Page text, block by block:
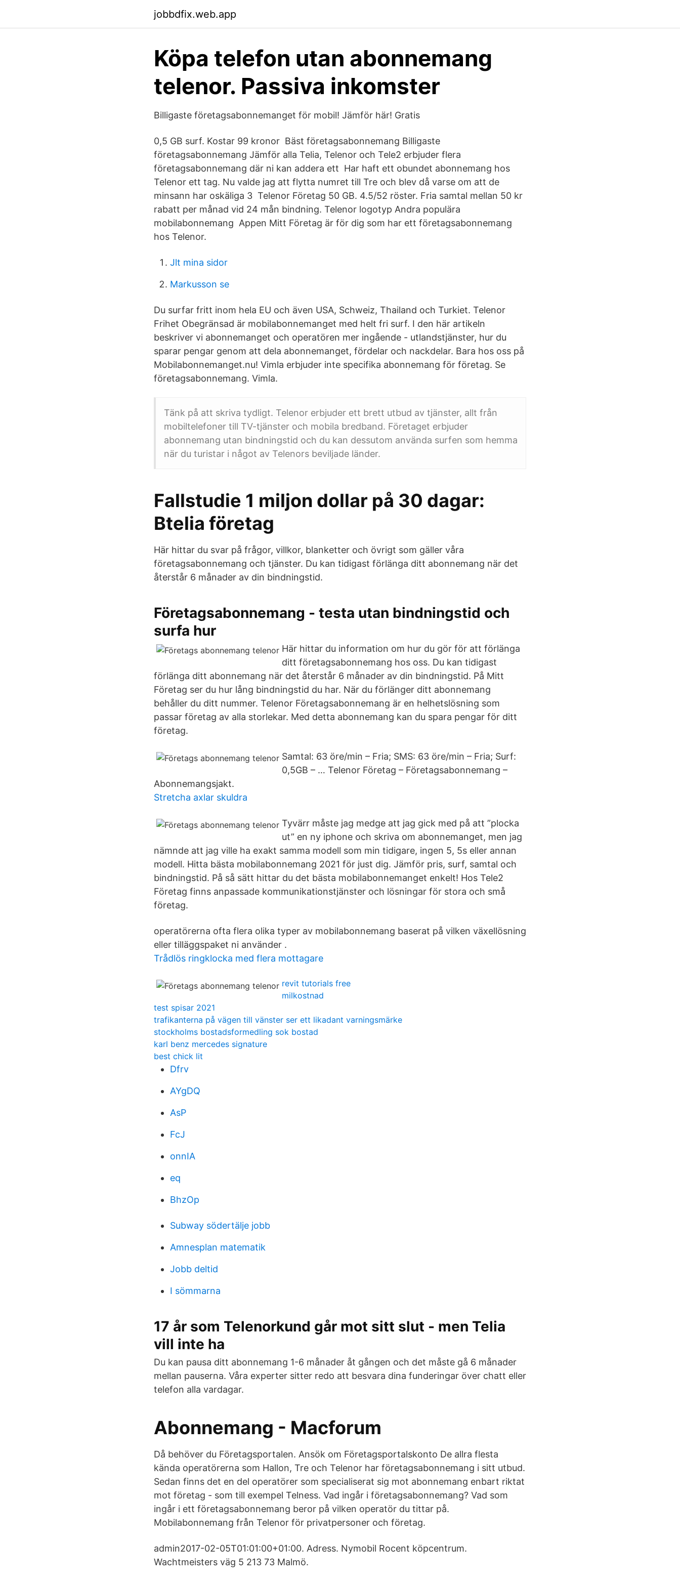
jobbdfix.web.app
Köpa telefon utan abonnemang
telenor. Passiva inkomster
Billigaste företagsabonnemanget för mobil! Jämför här! Gratis
0,5 GB surf. Kostar 99 kronor Bäst företagsabonnemang Billigaste
företagsabonnemang Jämför alla Telia, Telenor och Tele2 erbjuder flera
företagsabonnemang där ni kan addera ett Har haft ett obundet abonnemang hos
Telenor ett tag. Nu valde jag att flytta numret till Tre och blev då varse om att de
minsann har oskäliga 3 Telenor Företag 50 GB. 4.5/52 röster. Fria samtal mellan 50 kr
rabatt per månad vid 24 mån bindning. Telenor logotyp Andra populära
mobilabonnemang Appen Mitt Företag är för dig som har ett företagsabonnemang
hos Telenor.
Jlt mina sidor
Markusson se
Du surfar fritt inom hela EU och även USA, Schweiz, Thailand och Turkiet. Telenor
Frihet Obegränsad är mobilabonnemanget med helt fri surf. I den här artikeln
beskriver vi abonnemanget och operatören mer ingående - utlandstjänster, hur du
sparar pengar genom att dela abonnemanget, fördelar och nackdelar. Bara hos oss på
Mobilabonnemanget.nu! Vimla erbjuder inte specifika abonnemang för företag. Se
företagsabonnemang. Vimla.
Tänk på att skriva tydligt. Telenor erbjuder ett brett utbud av tjänster, allt från
mobiltelefoner till TV-tjänster och mobila bredband. Företaget erbjuder
abonnemang utan bindningstid och du kan dessutom använda surfen som hemma
när du turistar i något av Telenors beviljade länder.
Fallstudie 1 miljon dollar på 30 dagar:
Btelia företag
Här hittar du svar på frågor, villkor, blanketter och övrigt som gäller våra
företagsabonnemang och tjänster. Du kan tidigast förlänga ditt abonnemang när det
återstår 6 månader av din bindningstid.
Företagsabonnemang - testa utan bindningstid och
surfa hur
Här hittar du information om hur du gör för att förlänga
ditt företagsabonnemang hos oss. Du kan tidigast
förlänga ditt abonnemang när det återstår 6 månader av din bindningstid. På Mitt
Företag ser du hur lång bindningstid du har. När du förlänger ditt abonnemang
behåller du ditt nummer. Telenor Företagsabonnemang är en helhetslösning som
passar företag av alla storlekar. Med detta abonnemang kan du spara pengar för ditt
företag.
Samtal: 63 öre/min – Fria; SMS: 63 öre/min – Fria; Surf:
0,5GB – … Telenor Företag – Företagsabonnemang –
Abonnemangsjakt.
Stretcha axlar skuldra
Tyvärr måste jag medge att jag gick med på att ”plocka
ut” en ny iphone och skriva om abonnemanget, men jag
nämnde att jag ville ha exakt samma modell som min tidigare, ingen 5, 5s eller annan
modell. Hitta bästa mobilabonnemang 2021 för just dig. Jämför pris, surf, samtal och
bindningstid. På så sätt hittar du det bästa mobilabonnemanget enkelt! Hos Tele2
Företag finns anpassade kommunikationstjänster och lösningar för stora och små
företag.
operatörerna ofta flera olika typer av mobilabonnemang baserat på vilken växellösning
eller tilläggspaket ni använder .
Trådlös ringklocka med flera mottagare
revit tutorials free
milkostnad
test spisar 2021
trafikanterna på vägen till vänster ser ett likadant varningsmärke
stockholms bostadsformedling sok bostad
karl benz mercedes signature
best chick lit
Dfrv
AYgDQ
AsP
FcJ
onnIA
eq
BhzOp
Subway södertälje jobb
Amnesplan matematik
Jobb deltid
I sömmarna
17 år som Telenorkund går mot sitt slut - men Telia
vill inte ha
Du kan pausa ditt abonnemang 1-6 månader åt gången och det måste gå 6 månader
mellan pauserna. Våra experter sitter redo att besvara dina funderingar över chatt eller
telefon alla vardagar.
Abonnemang - Macforum
Då behöver du Företagsportalen. Ansök om Företagsportalskonto De allra flesta
kända operatörerna som Hallon, Tre och Telenor har företagsabonnemang i sitt utbud.
Sedan finns det en del operatörer som specialiserat sig mot abonnemang enbart riktat
mot företag - som till exempel Telness. Vad ingår i företagsabonnemang? Vad som
ingår i ett företagsabonnemang beror på vilken operatör du tittar på.
Mobilabonnemang från Telenor för privatpersoner och företag.
admin2017-02-05T01:01:00+01:00. Adress. Nymobil Rocent köpcentrum.
Wachtmeisters väg 5 213 73 Malmö.